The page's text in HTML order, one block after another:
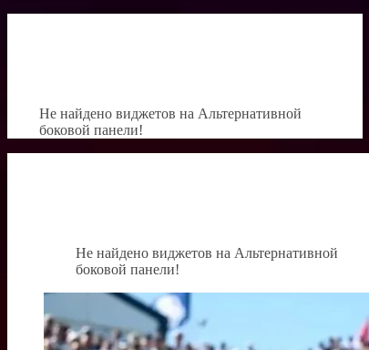
Не найдено виджетов на Альтернативной
боковой панели!
Не найдено виджетов на Альтернативной
боковой панели!